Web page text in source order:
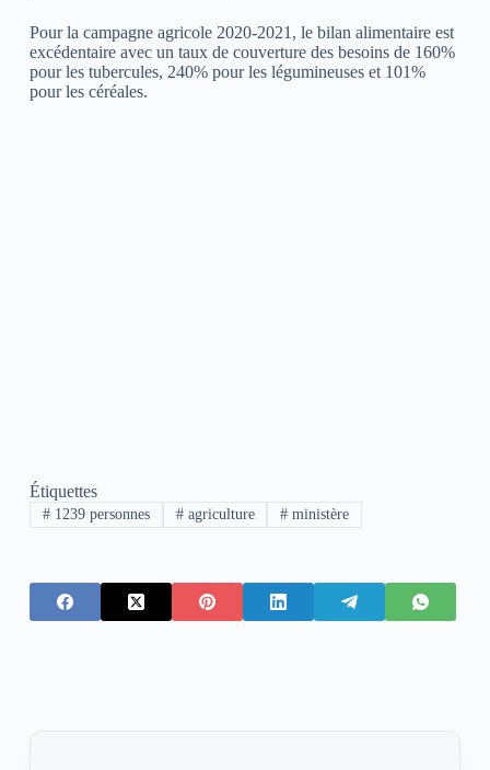
Pour la campagne agricole 2020-2021, le bilan alimentaire est
excédentaire avec un taux de couverture des besoins de 160%
pour les tubercules, 240% pour les légumineuses et 101%
pour les céréales.
Étiquettes
#1239 personnes #agriculture # ministère